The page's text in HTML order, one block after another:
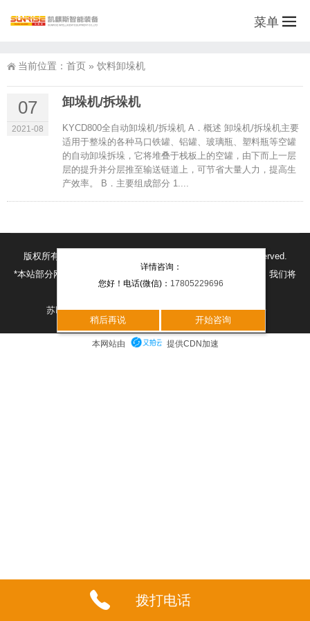
菜单
当前位置： 首页 » 饮料卸垛机
07
2021-08
卸垛机/拆垛机
KYCD800全自动卸垛机/拆垛机 A．概述 卸垛机/拆垛机主要
适用于整垛的各种马口铁罐、铝罐、玻璃瓶、塑料瓶等空罐
的自动卸垛拆垛，它将堆叠于栈板上的空罐，由下而上一层
层的提升并分层推至输送链道上，可节省大量人力，提高生
产效率。 B．主要组成部分 1....
版权所有@2015-2021 凯麒斯智能装备有限公司All rights reserved.
*本站部分网页素材及相关资源来源互联网，如有侵权请速告知，我们将
苏ICP备18056474号
苏公网安备 32132302010259号
本网站由 提供CDN加速
详情咨询：
您好！电话(微信)： 17805229696
稍后再说 开始咨询
拨打电话